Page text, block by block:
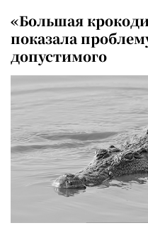
«Большая
показала
допустимого